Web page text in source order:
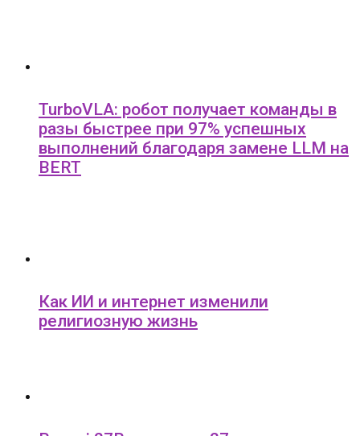
TurboVLA: робот получает команды в
разы быстрее при 97% успешных
выполнений благодаря замене LLM на
BERT
Как ИИ и интернет изменили
религиозную жизнь